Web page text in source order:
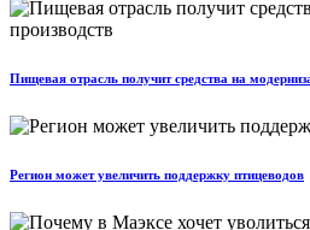
Пищевая отрасль получит средства на
Регион может увеличить поддержку птицеводов